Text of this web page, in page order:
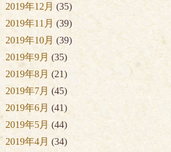
2019年12月 (35)
2019年11月 (39)
2019年10月 (39)
2019年9月 (35)
2019年8月 (21)
2019年7月 (45)
2019年6月 (41)
2019年5月 (44)
2019年4月 (34)